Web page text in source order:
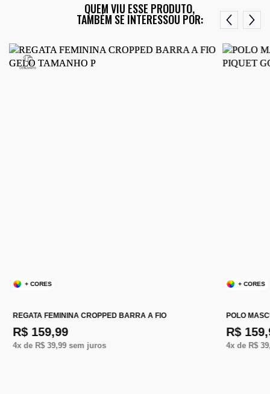
QUEM VIU ESSE PRODUTO,
TAMBÉM SE INTERESSOU POR:
+ CORES
REGATA FEMININA CROPPED BARRA A FIO
R$ 159,99
4x de R$ 39,99sem juros
+ CORES
POLO
R$
4x de R$